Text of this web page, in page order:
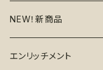
NEW！新商品
6月の新商品
エンリッチメント